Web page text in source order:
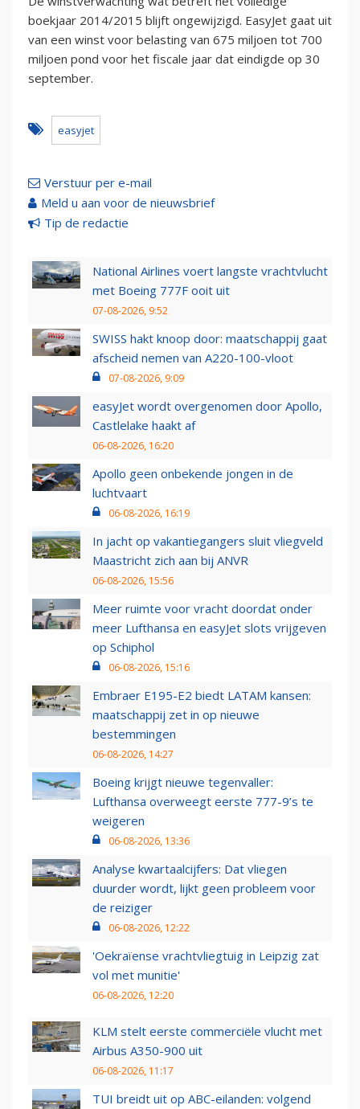
boekjaar 2014/2015 blijft ongewijzigd. EasyJet gaat uit
van een winst voor belasting van 675 miljoen tot 700
miljoen pond voor het fiscale jaar dat eindigde op 30
september.
easyjet
Verstuur per e-mail
Meld u aan voor de nieuwsbrief
Tip de redactie
National Airlines voert langste vrachtvlucht
met Boeing 777F ooit uit
07-08-2026, 9:52
SWISS hakt knoop door: maatschappij gaat
afscheid nemen van A220-100-vloot
07-08-2026, 9:09
easyJet wordt overgenomen door Apollo,
Castlelake haakt af
06-08-2026, 16:20
Apollo geen onbekende jongen in de
luchtvaart
06-08-2026, 16:19
In jacht op vakantiegangers sluit vliegveld
Maastricht zich aan bij ANVR
06-08-2026, 15:56
Meer ruimte voor vracht doordat onder
meer Lufthansa en easyJet slots vrijgeven
op Schiphol
06-08-2026, 15:16
Embraer E195-E2 biedt LATAM kansen:
maatschappij zet in op nieuwe
bestemmingen
06-08-2026, 14:27
Boeing krijgt nieuwe tegenvaller:
Lufthansa overweegt eerste 777-9’s te
weigeren
06-08-2026, 13:36
Analyse kwartaalcijfers: Dat vliegen
duurder wordt, lijkt geen probleem voor
de reiziger
06-08-2026, 12:22
'Oekraïense vrachtvliegtuig in Leipzig zat
vol met munitie'
06-08-2026, 12:20
KLM stelt eerste commerciële vlucht met
Airbus A350-900 uit
06-08-2026, 11:17
TUI breidt uit op ABC-eilanden: volgend